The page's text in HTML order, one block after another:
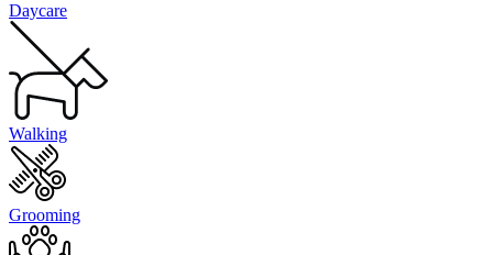
Daycare
Walking
Grooming